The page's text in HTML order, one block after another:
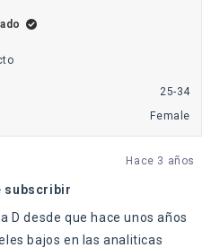
25-34
Female
Hace 3 años
subscribir
D desde que hace unos años
bajos en las analiticas